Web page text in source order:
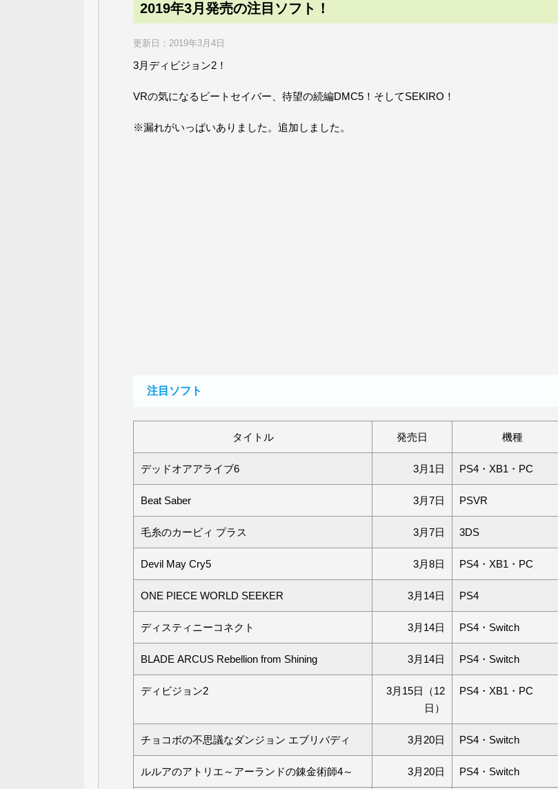
2019年3月発売の注目ソフト！
更新日： 2019年3月4日
3月ディビジョン2！
VRの気になるビートセイバー、待望の続編DMC5！そしてSEKIRO！
※漏れがいっぱいありました。追加しました。
注目ソフト
タイトル 発売日 機種
デッドオアアライブ6 3月1日 PS4・XB1・PC
Beat Saber 3月7日 PSVR
毛糸のカービィ プラス 3月7日 3DS
Devil May Cry5 3月8日 PS4・XB1・PC
ONE PIECE WORLD SEEKER 3月14日 PS4
ディスティニーコネクト 3月14日 PS4・Switch
BLADE ARCUS Rebellion from Shining 3月14日 PS4・Switch
ディビジョン2
3月15日（12
日）
PS4・XB1・PC
チョコボの不思議なダンジョン エブリバディ 3月20日 PS4・Switch
ルルアのアトリエ～アーランドの錬金術師4～ 3月20日 PS4・Switch